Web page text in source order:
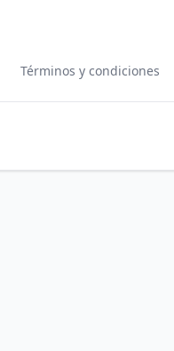
Términos y condiciones